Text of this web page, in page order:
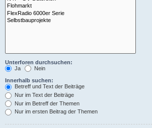
Unterforen durchsuchen:
Ja
Nein
Innerhalb suchen:
Betreff und Text der Beiträge
Nur im Text der Beiträge
Nur im Betreff der Themen
Nur im ersten Beitrag der Themen